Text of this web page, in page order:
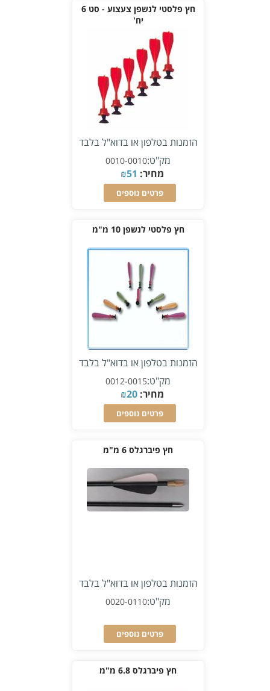
חץ פלסטי לנשפן צעצוע - סט 6
יח'
הזמנות בטלפון או בדוא"ל בלבד
מק"ט:0010-0010
מחיר: ₪51
פרטים נוספים
חץ פלסטי לנשפן 10 מ"מ
הזמנות בטלפון או בדוא"ל בלבד
מק"ט:0012-0015
מחיר: ₪20
פרטים נוספים
חץ פיברגלס 6 מ"מ
הזמנות בטלפון או בדוא"ל בלבד
מק"ט:0020-0110
פרטים נוספים
חץ פיברגלס 6.8 מ"מ